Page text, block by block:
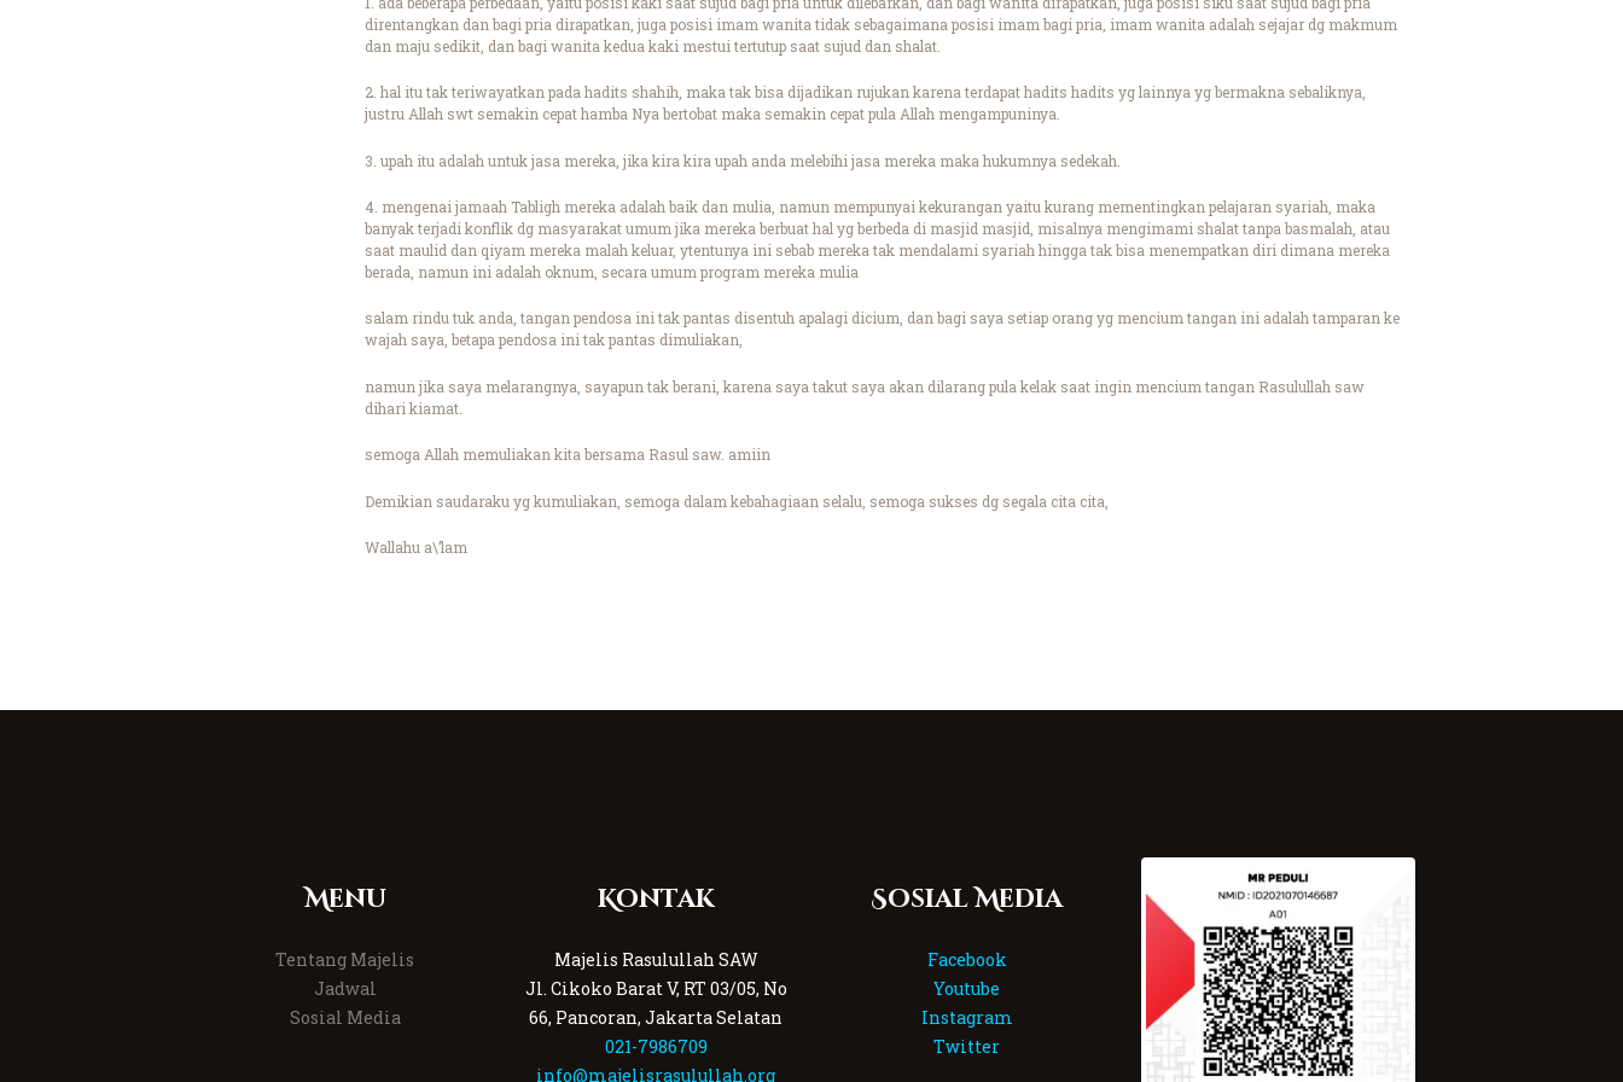
direntangkan dan bagi pria dirapatkan, juga posisi imam wanita tidak sebagaimana posisi imam bagi pria, imam wanita adalah sejajar dg makmum
dan maju sedikit, dan bagi wanita kedua kaki mestui tertutup saat sujud dan shalat.
2. hal itu tak teriwayatkan pada hadits shahih, maka tak bisa dijadikan rujukan karena terdapat hadits hadits yg lainnya yg bermakna sebaliknya,
justru Allah swt semakin cepat hamba Nya bertobat maka semakin cepat pula Allah mengampuninya.
3. upah itu adalah untuk jasa mereka, jika kira kira upah anda melebihi jasa mereka maka hukumnya sedekah.
4. mengenai jamaah Tabligh mereka adalah baik dan mulia, namun mempunyai kekurangan yaitu kurang mementingkan pelajaran syariah, maka
banyak terjadi konflik dg masyarakat umum jika mereka berbuat hal yg berbeda di masjid masjid, misalnya mengimami shalat tanpa basmalah, atau
saat maulid dan qiyam mereka malah keluar, ytentunya ini sebab mereka tak mendalami syariah hingga tak bisa menempatkan diri dimana mereka
berada, namun ini adalah oknum, secara umum program mereka mulia
salam rindu tuk anda, tangan pendosa ini tak pantas disentuh apalagi dicium, dan bagi saya setiap orang yg mencium tangan ini adalah tamparan ke
wajah saya, betapa pendosa ini tak pantas dimuliakan,
namun jika saya melarangnya, sayapun tak berani, karena saya takut saya akan dilarang pula kelak saat ingin mencium tangan Rasulullah saw
dihari kiamat.
semoga Allah memuliakan kita bersama Rasul saw. amiin
Demikian saudaraku yg kumuliakan, semoga dalam kebahagiaan selalu, semoga sukses dg segala cita cita,
Wallahu a\’lam
Menu
Tentang Majelis
Jadwal
Sosial Media
Kontak
Majelis Rasulullah SAW
Jl. Cikoko Barat V, RT 03/05, No
66, Pancoran, Jakarta Selatan
021-7986709
info@majelisrasulullah.org
Sosial Media
Facebook
Youtube
Instagram
Twitter